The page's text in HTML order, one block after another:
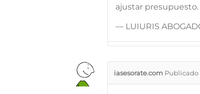
ajustar presupuesto.
— LUIURIS
iasesorate.com Publicado